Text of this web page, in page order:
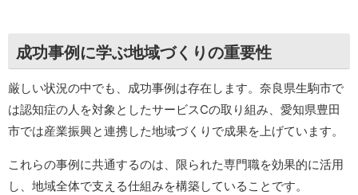
成功事例に学ぶ地域づくりの重要性
厳しい状況の中でも、成功事例は存在します。奈良県生駒市で
は認知症の人を対象としたサービスCの取り組み、愛知県豊田
市では産業振興と連携した地域づくりで成果を上げています。
これらの事例に共通するのは、限られた専門職を効果的に活用
し、地域全体で支える仕組みを構築していることです。